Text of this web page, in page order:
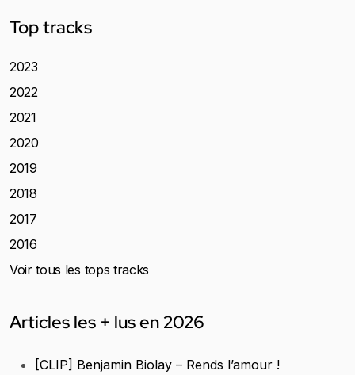
Top tracks
2023
2022
2021
2020
2019
2018
2017
2016
Voir tous les tops tracks
Articles les + lus en 2026
[CLIP] Benjamin Biolay – Rends l’amour !